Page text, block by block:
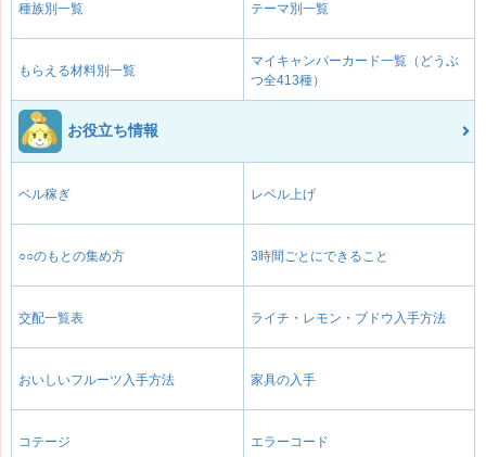
種族別一覧 テーマ別一覧
もらえる材料別一覧
マイキャンパーカード一覧（どうぶ
つ全413種）
お役立ち情報
ベル稼ぎ レベル上げ
○○のもとの集め方 3時間ごとにできること
交配一覧表 ライチ・レモン・ブドウ入手方法
おいしいフルーツ入手方法 家具の入手
コテージ エラーコード